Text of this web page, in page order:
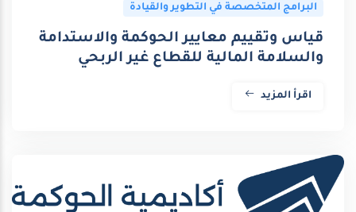
البرامج المتخصصة في التطوير والقيادة
قياس وتقييم معايير الحوكمة والاستدامة
والسلامة المالية للقطاع غير الربحي
اقرأ المزيد